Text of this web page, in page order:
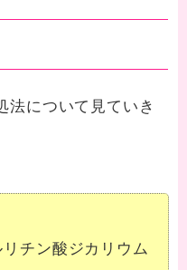
法について見ていき
チン酸ジカリウム